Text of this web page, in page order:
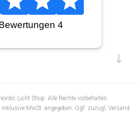
Licht Shop. Alle Rechte vorbehalten.
inklusive MwSt. angegeben. Ggf. zuzügl. Versand